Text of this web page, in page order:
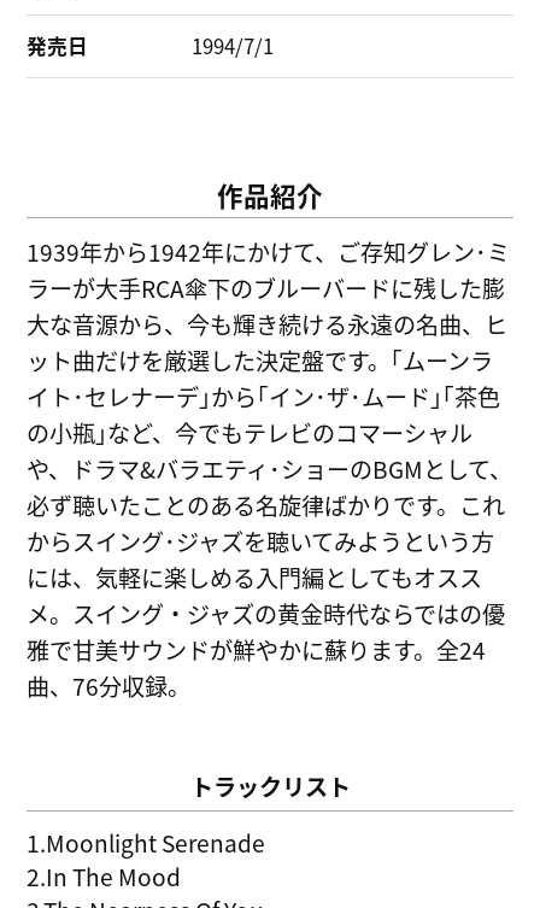
発売日 1994/7/1
作品紹介
1939年から1942年にかけて、ご存知グレン･ミ
ラーが大手RCA傘下のブルーバードに残した膨
大な音源から、今も輝き続ける永遠の名曲、ヒ
ット曲だけを厳選した決定盤です。｢ムーンラ
イト･セレナーデ｣から｢イン･ザ･ムード｣｢茶色
の小瓶｣など、今でもテレビのコマーシャル
や、ドラマ&バラエティ･ショーのBGMとして、
必ず聴いたことのある名旋律ばかりです。これ
からスイング･ジャズを聴いてみようという方
には、気軽に楽しめる入門編としてもオスス
メ。スイング・ジャズの黄金時代ならではの優
雅で甘美サウンドが鮮やかに蘇ります。全24
曲、76分収録。
トラックリスト
1.Moonlight Serenade
2.In The Mood